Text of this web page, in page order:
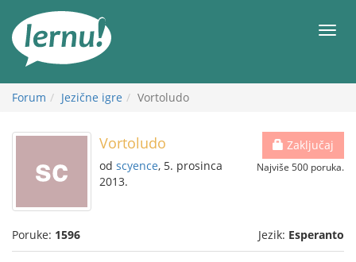
Meni
Forum Jezične igre Vortoludo
Zaključaj
Najviše 500 poruka.
Vortoludo
od scyence, 5. prosinca
2013.
Poruke: 1596 Jezik: Esperanto